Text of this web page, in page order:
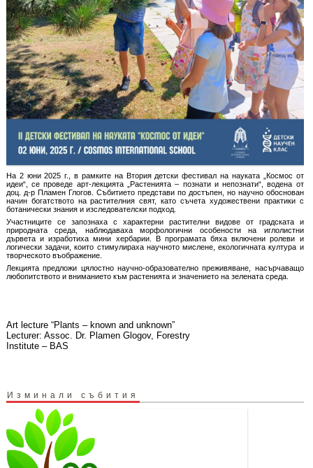
На 2 юни 2025 г., в рамките на Втория детски фестивал на науката „Космос от
идеи“, се проведе арт-лекцията „Растенията – познати и непознати“, водена от
доц. д-р Пламен Глогов. Събитието представи по достъпен, но научно обоснован
начин богатството на растителния свят, като съчета художествени практики с
ботанически знания и изследователски подход.
Участниците се запознаха с характерни растителни видове от градската и
природната среда, наблюдаваха морфологични особености на иглолистни
дървета и изработиха мини хербарии. В програмата бяха включени ролеви и
логически задачи, които стимулираха научното мислене, екологичната култура и
творческото въображение.
Лекцията предложи цялостно научно-образователно преживяване, насърчаващо
любопитството и вниманието към растенията и значението на зелената среда.
Art lecture “Plants – known and unknown”
Lecturer: Assoc. Dr. Plamen Glogov, Forestry
Institute – BAS
Изминали събития